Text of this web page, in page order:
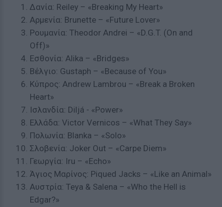
Δανία: Reiley – «Breaking My Heart»
Αρμενία: Brunette – «Future Lover»
Ρουμανία: Theodor Andrei – «D.G.T. (On and
Off)»
Eσθονία: Alika – «Bridges»
Βέλγιο: Gustaph – «Because of You»
Κύπρος: Andrew Lambrou – «Break a Broken
Heart»
Ισλανδία: Diljá - «Power»
Ελλάδα: Victor Vernicos – «What They Say»
Πολωνία: Blanka – «Solo»
Σλοβενία: Joker Out – «Carpe Diem»
Γεωργία: Iru – «Echo»
Άγιος Μαρίνος: Piqued Jacks – «Like an Animal»
Αυστρία: Teya & Salena – «Who the Hell is
Edgar?»